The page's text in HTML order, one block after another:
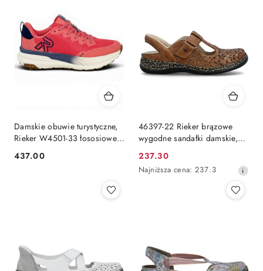
Damskie obuwie turystyczne,
Rieker W4501-33 łososiowe,
Cena:
437.00
46397-22 Rieker brązowe
wygodne sandałki damskie,
Cena
promocyjna:
237.30
Najniższa
Najniższa cena: 237.3